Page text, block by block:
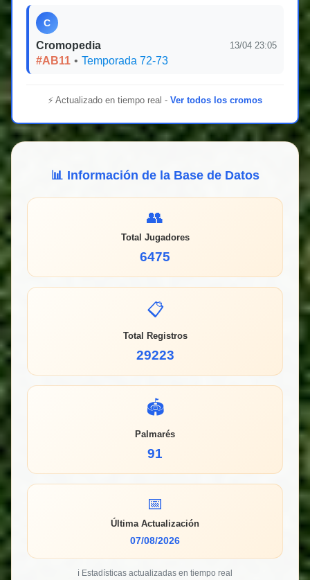
C
Cromopedia 13/04 23:05
#AB11 • Temporada 72-73
⚡ Actualizado en tiempo real - Ver todos los cromos
📊 Información de la Base de Datos
👥
Total Jugadores
6475
📋
Total Registros
29223
🏟️
Palmarés
91
📅
Última Actualización
07/08/2026
ℹ️ Estadísticas actualizadas en tiempo real